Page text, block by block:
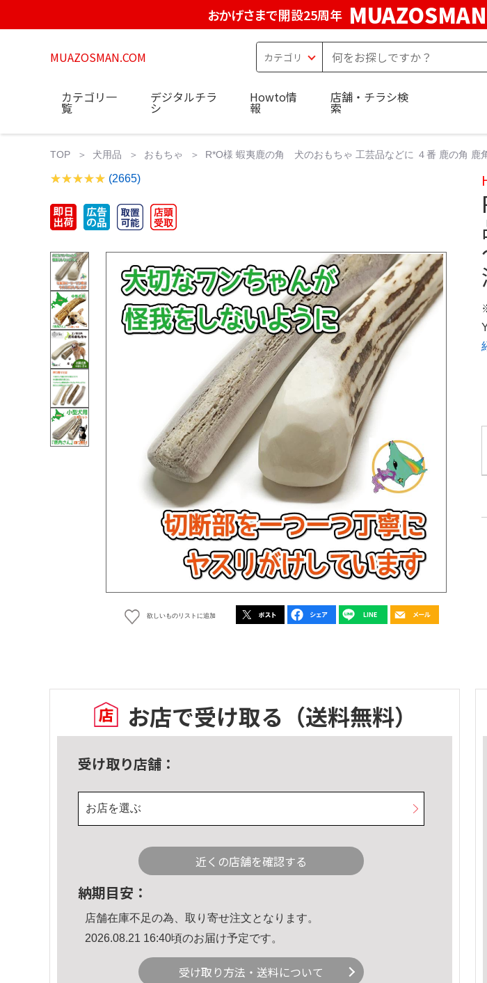
おかげさまで開設25周年
MUAZOSMAN.COM
カテゴリ一
覧
デジタルチラ
シ
Howto情
報
店舗・チラシ検
索
TOP 犬用品 おもちゃ R*O様 蝦夷鹿の角 犬のおもちゃ 工芸品などに ４番 鹿の角 鹿
(2665)
欲しいものリストに追加
お店で受け取る （送料無料）
受け取り店舗：
お店を選ぶ
近くの店舗を確認する
納期目安：
店舗在庫不足の為、取り寄せ注文となります。
2026.08.21 16:40頃のお届け予定です。
受け取り方法・送料について